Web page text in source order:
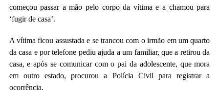
começou passar a mão pelo corpo da vítima e a chamou para
‘fugir de casa’.
A vítima ficou assustada e se trancou com o irmão em um quarto
da casa e por telefone pediu ajuda a um familiar, que a retirou da
casa, e após se comunicar com o pai da adolescente, que mora
em outro estado, procurou a Polícia Civil para registrar a
ocorrência.